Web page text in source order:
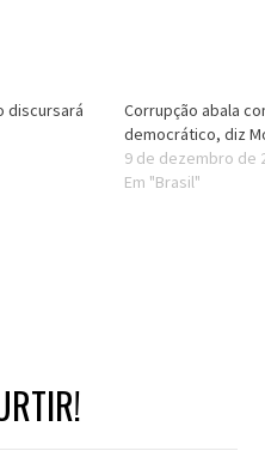
discursará
Corrupção abala
democrático, diz
9 de dezembro de
Em "Brasil"